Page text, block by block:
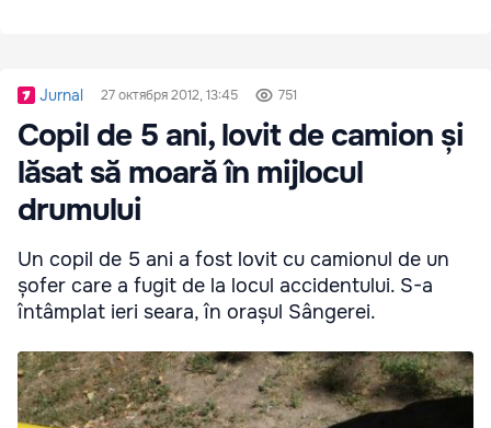
Jurnal 27 октября 2012, 13:45 751
Copil de 5 ani, lovit de camion și
lăsat să moară în mijlocul
drumului
Un copil de 5 ani a fost lovit cu camionul de un
șofer care a fugit de la locul accidentului. S-a
întâmplat ieri seara, în orașul Sângerei.